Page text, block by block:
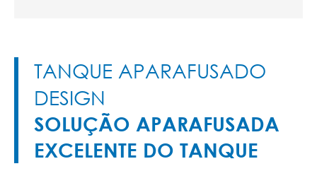
TANQUE APARAFUSADO
DESIGN
SOLUÇÃO APARAFUSADA
EXCELENTE DO TANQUE